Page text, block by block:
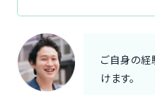
ご自身の経
けます。